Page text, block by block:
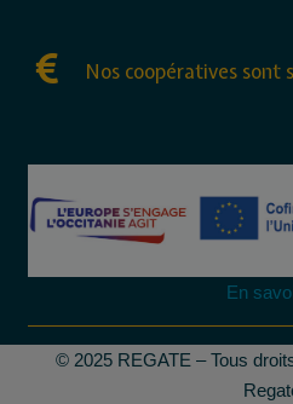
Nos coopératives sont
En
© 2025 REGATE – Tous